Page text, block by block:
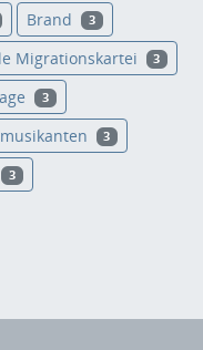
Brand 3
Migrationskartei 3
3
3
3